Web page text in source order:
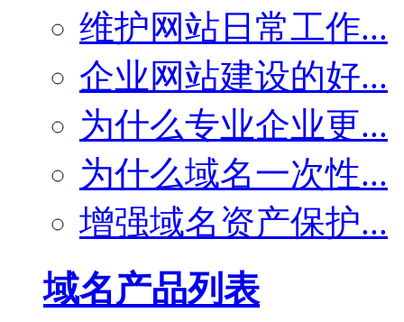
维护网站日常工作...
企业网站建设的好...
为什么专业企业更...
为什么域名一次性...
增强域名资产保护...
域名产品列表